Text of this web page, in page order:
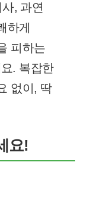
, 과연
하게
피하는
. 복잡한
없이, 딱
요!